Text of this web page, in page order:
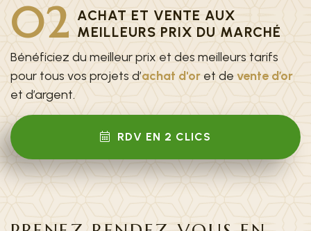
02 ACHAT ET VENTE AUX
MEILLEURS PRIX DU MARCHÉ
Bénéficiez du meilleur prix et des meilleurs tarifs
pour tous vos projets d’achat d'or et de vente d’or
et d’argent.
RDV EN 2 CLICS